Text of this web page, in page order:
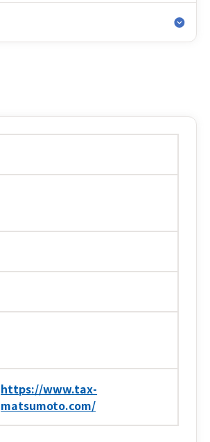
https://www.tax-
matsumoto.com/